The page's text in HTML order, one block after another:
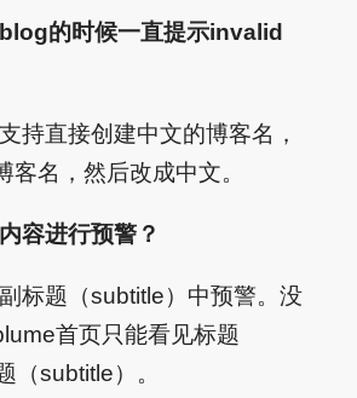
的时候一直提示invalid
持直接创建中文的博客名，
客名，然后改成中文。
容进行预警？
标题（subtitle）中预警。没
首页只能看见标题
（subtitle）。